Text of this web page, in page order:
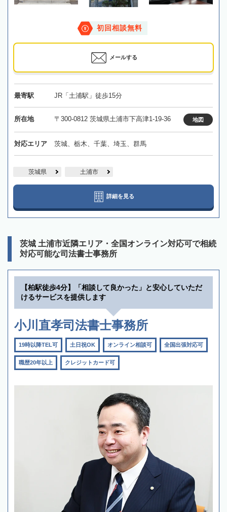
初回相談無料
メールする
最寄駅 JR「土浦駅」徒歩15分
所在地 〒300-0812 茨城県土浦市下高津1-19-36 地図
対応エリア 茨城、栃木、千葉、埼玉、群馬
茨城県 土浦市
詳細を見る
茨城 土浦市近隣エリア・全国オンライン対応可で相続
対応可能な司法書士事務所
【柏駅徒歩4分】「相談して良かった」と安心していただ
けるサービスを提供します
小川直孝司法書士事務所
19時以降TEL可 土日祝OK オンライン相談可 全国出張対応可
職歴20年以上 クレジットカード可